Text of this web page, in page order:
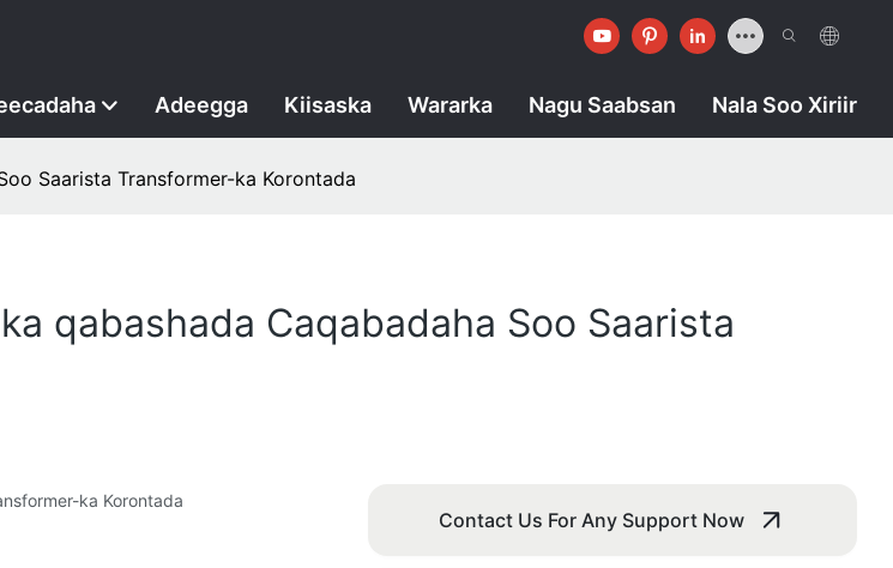
Adeegga Kiisaska Wararka Nagu Saabsan Nala Soo Xiriir
Saarista Transformer-ka Korontada
qabashada Caqabadaha Soo Saarista
ka Korontada
Contact Us For Any Support Now